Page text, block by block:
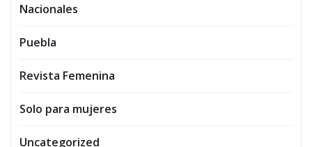
Nacionales
Puebla
Revista Femenina
Solo para mujeres
Uncategorized